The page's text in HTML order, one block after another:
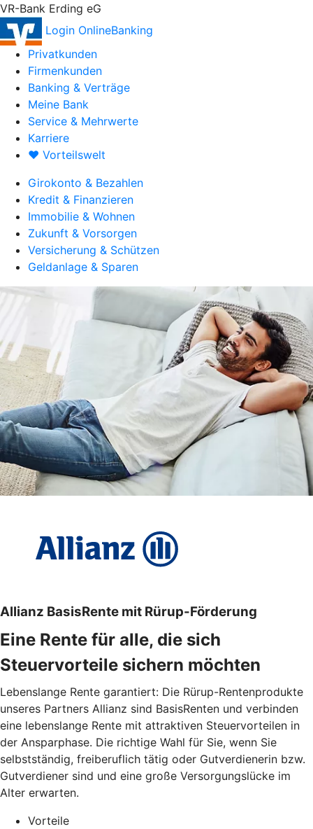
VR-Bank Erding eG
Login OnlineBanking
Privatkunden
Firmenkunden
Banking & Verträge
Meine Bank
Service & Mehrwerte
Karriere
♥ Vorteilswelt
Girokonto & Bezahlen
Kredit & Finanzieren
Immobilie & Wohnen
Zukunft & Vorsorgen
Versicherung & Schützen
Geldanlage & Sparen
Allianz BasisRente mit Rürup-Förderung
Eine Rente für alle, die sich
Steuervorteile sichern möchten
Lebenslange Rente garantiert: Die Rürup-Rentenprodukte
unseres Partners Allianz sind BasisRenten und verbinden
eine lebenslange Rente mit attraktiven Steuervorteilen in
der Ansparphase. Die richtige Wahl für Sie, wenn Sie
selbstständig, freiberuflich tätig oder Gutverdienerin bzw.
Gutverdiener sind und eine große Versorgungslücke im
Alter erwarten.
Vorteile